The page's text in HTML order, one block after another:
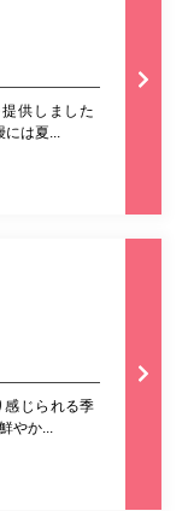
供しました
は夏...
感じられる季
やか...